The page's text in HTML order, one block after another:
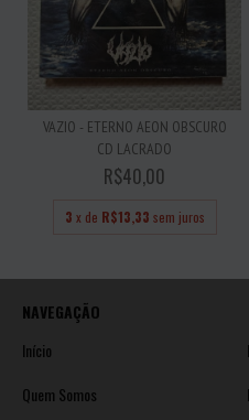
VAZIO - ETERNO AEON OBSCURO
CD LACRADO
R$40,00
3 x de R$13,33 sem juros
NAVEGAÇÃO
Início
Quem Somos